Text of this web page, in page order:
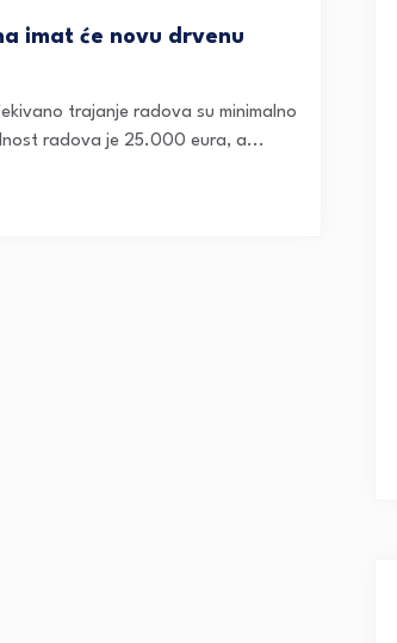
imat će novu drvenu
trajanje radova su minimalno
radova je 25.000 eura, a...